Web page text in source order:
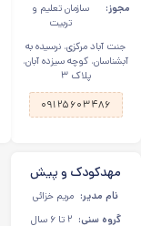
مجوز:
سازمان تعلیم و
تربیت
جنت آباد مرکزی، نرسیده به
آبشناسان، کوچه سیزده آبان،
پلاک ۳
۰۹۱۲۵۶۰۳۴۸۶
مهدکودک و پیش
دبستانی مهدبازی در
پاسداران
نام مدیر: مریم خزائی
گروه سنی: ۲ تا ۶ سال